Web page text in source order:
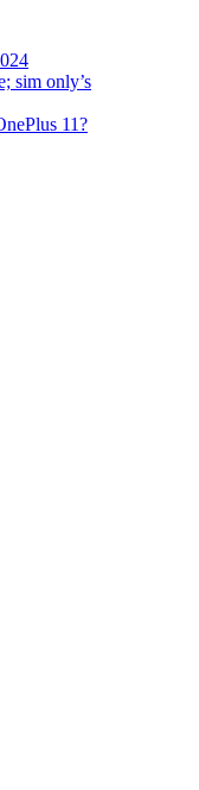
sim only’s
11?